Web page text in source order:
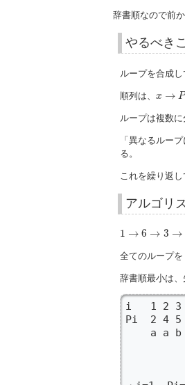
辞書順なので前
やるべき
ループを合成
順列は、 x → P
P x
ループは複数
「異なるルー
る。
これを繰り返
アルゴリ
1 → 6 → 3 →
1 →6 → 3→2 →
全てのループを
辞書順最小は
i   1 2 3
Pi  2 4 5
a a b